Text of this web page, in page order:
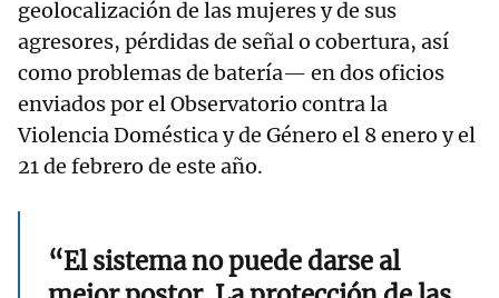
geolocalización de las mujeres y de sus
agresores, pérdidas de señal o cobertura, así
como problemas de batería— en dos oficios
enviados por el Observatorio contra la
Violencia Doméstica y de Género el 8 enero y el
21 de febrero de este año.
“El sistema no puede darse al